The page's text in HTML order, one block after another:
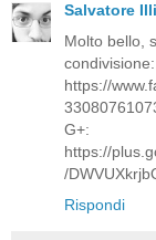
Salvatore
Molto bello,
condivisione:
https://
G+:
https://
/
Rispondi